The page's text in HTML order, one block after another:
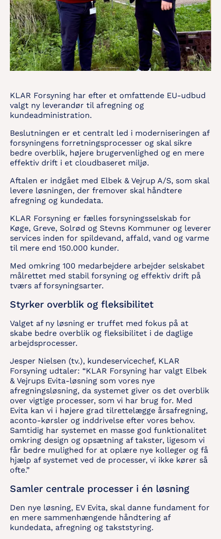
KLAR Forsyning har efter et omfattende EU-udbud
valgt ny leverandør til afregning og
kundeadministration.
Beslutningen er et centralt led i moderniseringen af
forsyningens forretningsprocesser og skal sikre
bedre overblik, højere brugervenlighed og en mere
effektiv drift i et cloudbaseret miljø.
Aftalen er indgået med Elbek & Vejrup A/S, som skal
levere løsningen, der fremover skal håndtere
afregning og kundedata.
KLAR Forsyning er fælles forsyningsselskab for
Køge, Greve, Solrød og Stevns Kommuner og leverer
services inden for spildevand, affald, vand og varme
til mere end 150.000 kunder.
Med omkring 100 medarbejdere arbejder selskabet
målrettet med stabil forsyning og effektiv drift på
tværs af forsyningsarter.
Styrker overblik og fleksibilitet
Valget af ny løsning er truffet med fokus på at
skabe bedre overblik og fleksibilitet i de daglige
arbejdsprocesser.
Jesper Nielsen (tv.), kundeservicechef, KLAR
Forsyning udtaler: “KLAR Forsyning har valgt Elbek
& Vejrups Evita-løsning som vores nye
afregningsløsning, da systemet giver os det overblik
over vigtige processer, som vi har brug for. Med
Evita kan vi i højere grad tilrettelægge årsafregning,
aconto-kørsler og inddrivelse efter vores behov.
Samtidig har systemet en masse god funktionalitet
omkring design og opsætning af takster, ligesom vi
får bedre mulighed for at oplære nye kolleger og få
hjælp af systemet ved de processer, vi ikke kører så
ofte.”
Samler centrale processer i én løsning
Den nye løsning, EV Evita, skal danne fundament for
en mere sammenhængende håndtering af
kundedata, afregning og takststyring.